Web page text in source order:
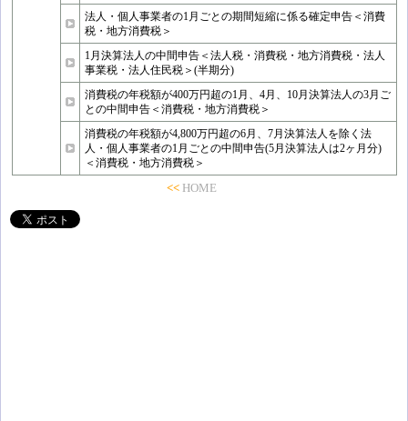
法人・個人事業者の1月ごとの期間短縮に係る確定申告＜消費
税・地方消費税＞
1月決算法人の中間申告＜法人税・消費税・地方消費税・法人
事業税・法人住民税＞(半期分)
消費税の年税額が400万円超の1月、4月、10月決算法人の3月ご
との中間申告＜消費税・地方消費税＞
消費税の年税額が4,800万円超の6月、7月決算法人を除く法
人・個人事業者の1月ごとの中間申告(5月決算法人は2ヶ月分)
＜消費税・地方消費税＞
<< HOME